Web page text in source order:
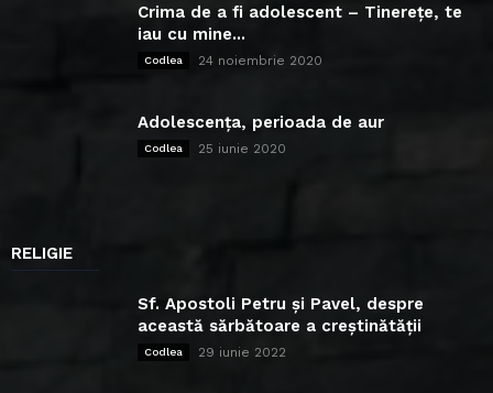
Crima de a fi adolescent – Tinerețe, te
iau cu mine...
Codlea 24 noiembrie 2020
Adolescența, perioada de aur
Codlea 25 iunie 2020
RELIGIE
Sf. Apostoli Petru și Pavel, despre
această sărbătoare a creștinătății
Codlea 29 iunie 2022